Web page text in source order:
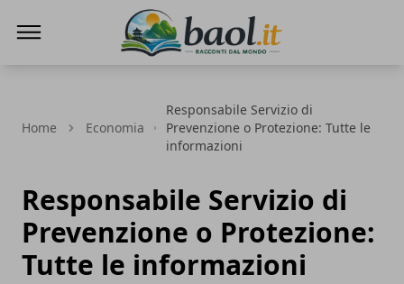
Home Economia
Responsabile Servizio di
Prevenzione o Protezione: Tutte le
informazioni
Responsabile Servizio di
Prevenzione o Protezione:
Tutte le informazioni